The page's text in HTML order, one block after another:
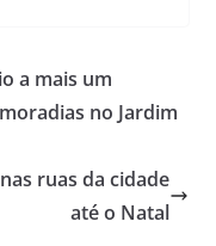
a mais um
no Jardim
ruas da cidade
até o Natal